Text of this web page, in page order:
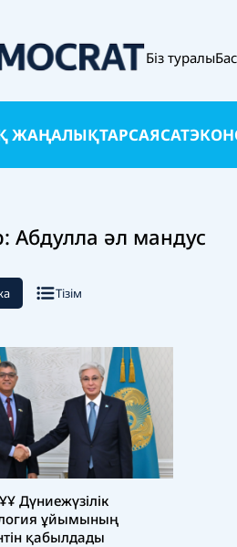
Біз туралы
ЖАҢАЛЫҚТАРСАЯСАТ
Абдулла әл мандус
Тізім
Дүниежүзілік
ұйымының
қабылдады